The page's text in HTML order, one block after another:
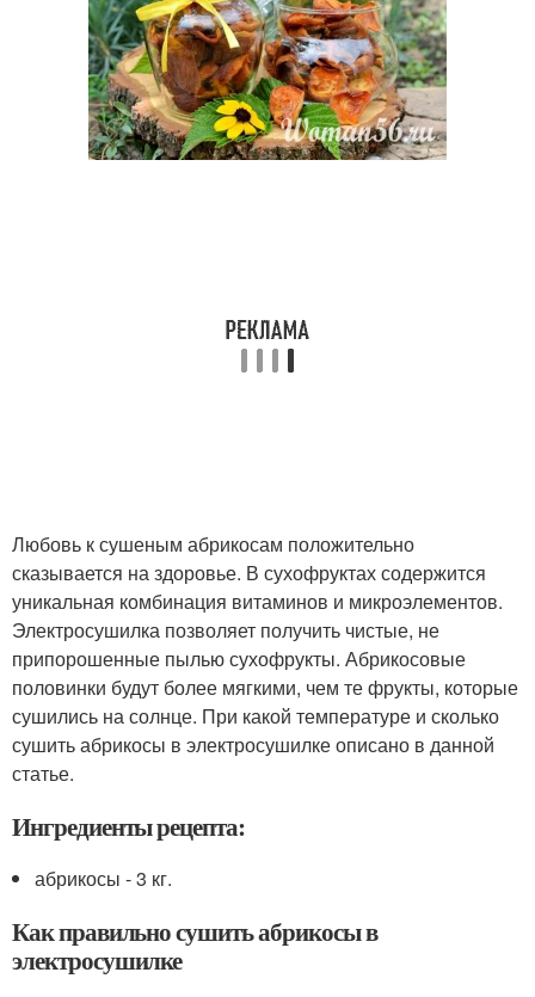
Любовь к сушеным абрикосам положительно
сказывается на здоровье. В сухофруктах содержится
уникальная комбинация витаминов и микроэлементов.
Электросушилка позволяет получить чистые, не
припорошенные пылью сухофрукты. Абрикосовые
половинки будут более мягкими, чем те фрукты, которые
сушились на солнце. При какой температуре и сколько
сушить абрикосы в электросушилке описано в данной
статье.
Ингредиенты рецепта:
абрикосы - 3 кг.
Как правильно сушить абрикосы в
электросушилке